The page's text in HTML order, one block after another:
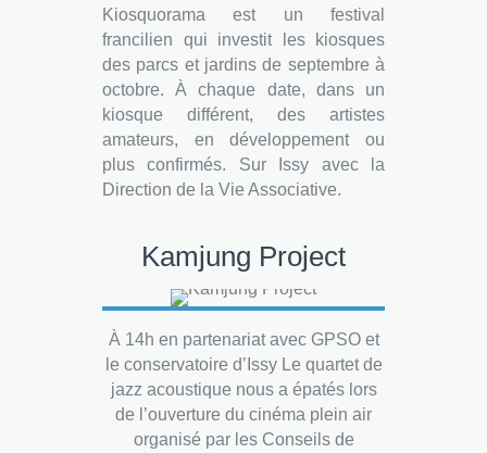
Kiosquorama est un festival
francilien qui investit les kiosques
des parcs et jardins de septembre à
octobre. À chaque date, dans un
kiosque différent, des artistes
amateurs, en développement ou
plus confirmés. Sur Issy avec la
Direction de la Vie Associative.
Kamjung Project
À 14h en partenariat avec GPSO et
le conservatoire d’Issy Le quartet de
jazz acoustique nous a épatés lors
de l’ouverture du cinéma plein air
organisé par les Conseils de